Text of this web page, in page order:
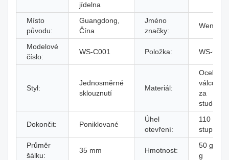
jídelna
Místo
původu:
Guangdong,
Čína
Jméno
značky:
Wensuo
Modelové
číslo:
WS-C001 Položka: WS-
Styl:
Jednosměrné
sklouznutí
Materiál:
Ocel
za
studena
Dokončit: Poniklované
Úhel
otevření:
110
stupňů
Průměr
šálku:
35 mm Hmotnost:
50 g - 62
g